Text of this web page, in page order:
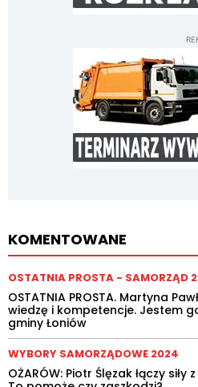
KOMENTOWANE
OSTATNIA PROSTA - SAMORZĄD
OSTATNIA PROSTA. Martyna
wiedzę i kompetencje. Jestem
gminy Łoniów
WYBORY SAMORZĄDOWE 2024
OŻARÓW: Piotr Ślęzak łączy